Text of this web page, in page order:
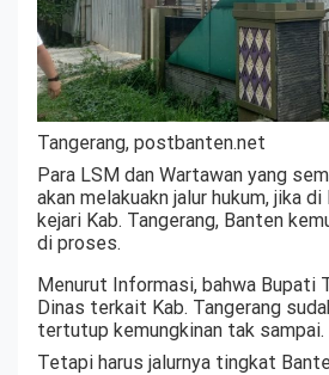
Tangerang, postbanten.net
Para LSM dan Wartawan yang
akan melakuakn jalur hukum, jika
kejari Kab. Tangerang, Banten
di proses.
Menurut Informasi, bahwa Bupati
Dinas terkait Kab. Tangerang
tertutup kemungkinan tak sampai.
Tetapi harus jalurnya tingkat